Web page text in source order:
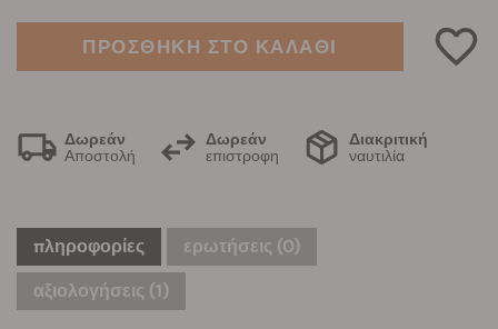
ΠΡΟΣΘΗΚΗ ΣΤΟ ΚΑΛΑΘΙ
Δωρεάν
Αποστολή
Δωρεάν
επιστροφη
Διακριτική
ναυτιλία
πληροφορίες ερωτήσεις (0)
αξιολογήσεις (1)